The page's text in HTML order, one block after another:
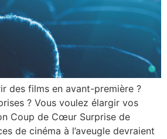
des films en avant-première ?
? Vous voulez élargir vos
Coup de Cœur Surprise de
de cinéma à l’aveugle devraient